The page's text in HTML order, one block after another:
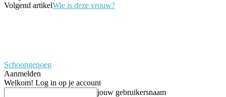
Volgend artikelWie is deze vrouw?
Schoongenoeg
Aanmelden
Welkom! Log in op je account
jouw gebruikersnaam